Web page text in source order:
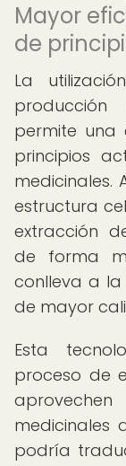
Mayor
de
La
producción
permite una
principios
medicinales.
estructura
extracción
de forma
conlleva a
de mayor
Esta
proceso de
medicinales
podría